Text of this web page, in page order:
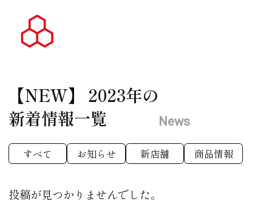
【NEW】 2023年の
新着情報一覧
News
すべて お知らせ 新店舗 商品情報
投稿が見つかりませんでした。